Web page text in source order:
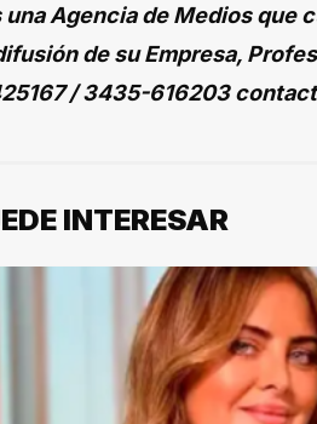
una Agencia de Medios
de su Empresa,
/ 3435-616203
INTERESAR